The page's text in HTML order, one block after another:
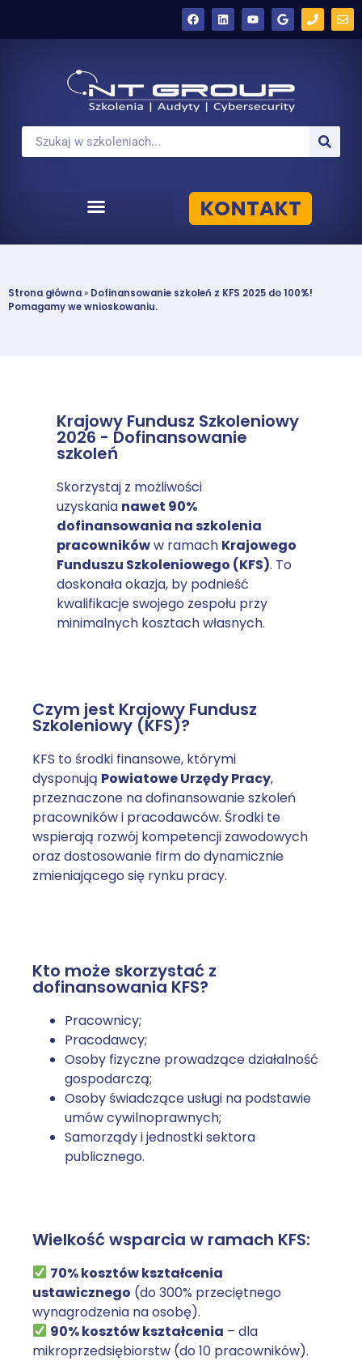
KONTAKT
Strona główna» Dofinansowanie szkoleń z KFS 2025 do 100%!
Pomagamy we wnioskowaniu.
Krajowy Fundusz Szkoleniowy
2026 - Dofinansowanie
szkoleń
Skorzystaj z możliwości
uzyskania nawet 90%
dofinansowania na szkolenia
pracownikóww ramach Krajowego
Funduszu Szkoleniowego (KFS). To
doskonała okazja, by podnieść
kwalifikacje swojego zespołu przy
minimalnych kosztach własnych.
Czym jest Krajowy Fundusz
Szkoleniowy (KFS)?
KFS to środki finansowe, którymi
dysponują Powiatowe Urzędy Pracy,
przeznaczone na dofinansowanie szkoleń
pracowników i pracodawców. Środki te
wspierają rozwój kompetencji zawodowych
oraz dostosowanie firm do dynamicznie
zmieniającego się rynku pracy.
Kto może skorzystać z
dofinansowania KFS?
Pracownicy;
Pracodawcy;
Osoby fizyczne prowadzące działalność
gospodarczą;
Osoby świadczące usługi na podstawie
umów cywilnoprawnych;
Samorządy i jednostki sektora
publicznego.
Wielkość wsparcia w ramach KFS:
70% kosztów kształcenia
ustawicznego (do 300% przeciętnego
wynagrodzenia na osobę).
90% kosztów kształcenia – dla
mikroprzedsiębiorstw (do 10 pracowników).